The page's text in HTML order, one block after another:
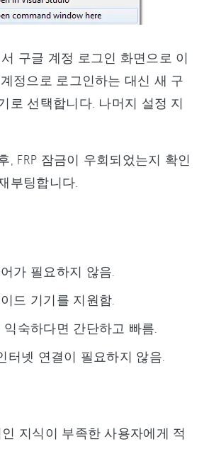
구글 계정 로그인 화면으로 이
정으로 로그인하는 대신 새 구
로 선택합니다. 나머지 설정 지
, FRP 잠금이 우회되었는지 확인
부팅합니다.
가 필요하지 않음.
드 기기를 지원함.
숙하다면 간단하고 빠름.
터넷 연결이 필요하지 않음.
지식이 부족한 사용자에게 적